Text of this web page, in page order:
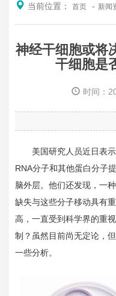
当前位置： 首页 新闻
神经干细胞或将
干细胞是
时间：
美国研究人员近日表
RNA分子和其他蛋白分子
脑外层。他们还发现，一
缺失与这些分子移动具有
高，一直受到科学界的重
制？虽然目前尚无定论，
一些分析。